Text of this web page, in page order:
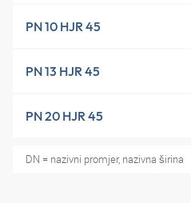
PN 10 HJR 45
PN 13 HJR 45
PN 20 HJR 45
DN = nazivni promjer, nazivna širina